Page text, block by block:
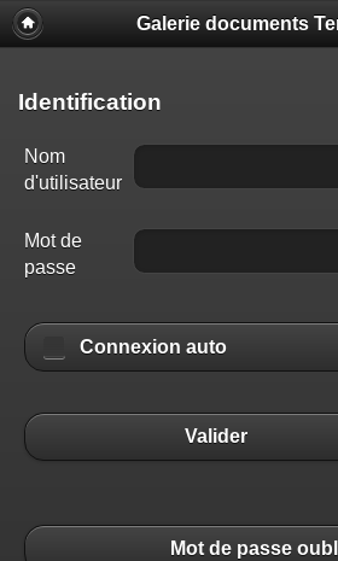
Galerie documents
Identification
Nom
d'utilisateur
Mot de
passe
Connexion auto
Valider
Mot de passe